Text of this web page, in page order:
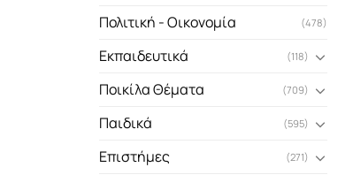
Πολιτική - Οικονομία (478)
Εκπαιδευτικά (118)
Ποικίλα Θέματα (709)
Παιδικά (595)
Επιστήμες (271)